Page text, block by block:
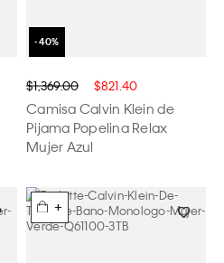
$1,369.00 $821.40
Camisa Calvin Klein de
Pijama Popelina Relax
Mujer Azul
+